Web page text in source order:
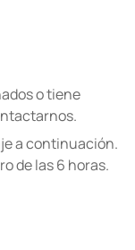
o tiene
a continuación.
de las 6 horas.